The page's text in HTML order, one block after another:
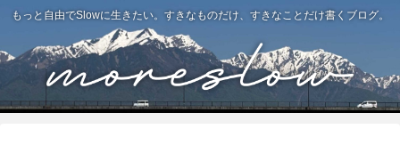
もっと自由でSlowに生きたい。すきなものだけ、すきなことだけ書くブログ。